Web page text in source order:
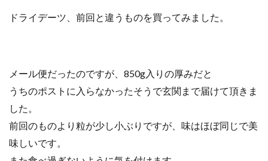
ドライデーツ、前回と違うものを買ってみました。
メール便だったのですが、850g入りの厚みだと
うちのポストに入らなかったそうで玄関まで届けて頂きま
した。
前回のものより粒が少し小ぶりですが、味はほぼ同じで美
味しいです。